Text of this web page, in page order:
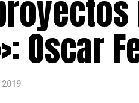
Oscar
2019